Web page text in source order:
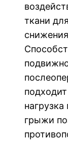
ткани
грыжи